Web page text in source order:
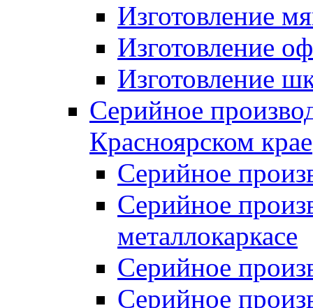
Изготовление
Изготовление
Изготовление
Серийное
Красноярском крае
Серийное
Серийное
металлокаркасе
Серийное
Серийное